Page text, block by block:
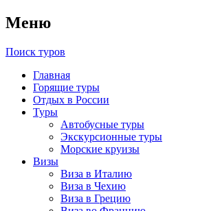
Меню
Поиск туров
Главная
Горящие туры
Отдых в России
Туры
Автобусные туры
Экскурсионные туры
Морские круизы
Визы
Виза в Италию
Виза в Чехию
Виза в Грецию